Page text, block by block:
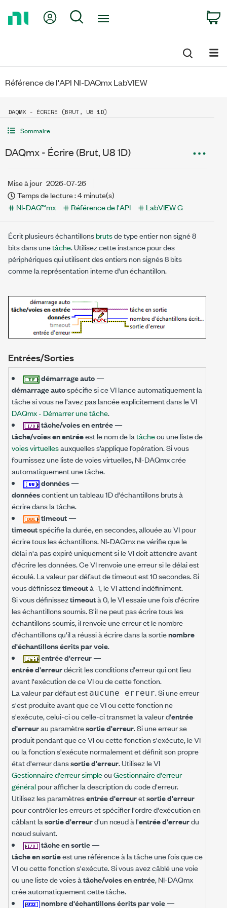
My Account
Search
Référence de l'API NI-DAQmx LabVIEW
DAQMX - ÉCRIRE (BRUT, U8 1D)
Sommaire
DAQmx - Écrire (Brut, U8 1D)
Mise à jour 2026-07-26
Temps de lecture : 4 minute(s)
NI-DAQ™mx
Référence de l'API LabVIEW G
Écrit plusieurs échantillonsbrutsde type entier non signé 8
bits dans unetâche. Utilisez cette instance pour des
périphériques qui utilisent des entiers non signés 8 bits
comme la représentation interne d'un échantillon.
Entrées/Sorties
démarrage auto—
démarrage autospécifie si ce VI lance automatiquement la
tâche si vous ne l'avez pas lancée explicitement dans le VI
DAQmx - Démarrer une tâche.
tâche/voies en entrée—
tâche/voies en entréeest le nom de latâcheou une liste de
voies virtuellesauxquelles s’applique l’opération. Si vous
fournissez une liste de voies virtuelles, NI-DAQmx crée
automatiquement une tâche.
données—
donnéescontient un tableau 1D d'échantillons bruts à
écrire dans la tâche.
timeout—
timeoutspécifie la durée, en secondes, allouée au VI pour
écrire tous les échantillons. NI-DAQmx ne vérifie que le
délai n'a pas expiré uniquement si le VI doit attendre avant
d'écrire les données. Ce VI renvoie une erreur si le délai est
écoulé. La valeur par défaut de timeout est 10 secondes. Si
vous définisseztimeoutà -1, le VI attend indéfiniment.
Si vous définisseztimeoutà 0, le VI essaie une fois d'écrire
les échantillons soumis. S'il ne peut pas écrire tous les
échantillons soumis, il renvoie une erreur et le nombre
d'échantillons qu'il a réussi à écrire dans la sortienombre
d'échantillons écrits par voie.
entrée d'erreur—
entrée d'erreurdécrit les conditions d'erreur qui ont lieu
avant l'exécution de ce VI ou de cette fonction.
La valeur par défaut est aucune erreur. Si une erreur
s'est produite avant que ce VI ou cette fonction ne
s'exécute, celui-ci ou celle-ci transmet la valeur d'entrée
d'erreurau paramètresortie d'erreur. Si une erreur se
produit pendant que ce VI ou cette fonction s'exécute, le VI
ou la fonction s'exécute normalement et définit son propre
état d'erreur danssortie d'erreur. Utilisez le VI
Gestionnaire d'erreur simpleouGestionnaire d'erreur
généralpour afficher la description du code d'erreur.
Utilisez les paramètresentrée d'erreuretsortie d'erreur
pour contrôler les erreurs et spécifier l'ordre d'exécution en
câblant lasortie d'erreurd'un nœud à l'entrée d'erreurdu
nœud suivant.
tâche en sortie—
tâche en sortieest une référence à la tâche une fois que ce
VI ou cette fonction s'exécute. Si vous avez câblé une voie
ou une liste de voies àtâche/voies en entrée, NI-DAQmx
crée automatiquement cette tâche.
nombre d'échantillons écrits par voie—